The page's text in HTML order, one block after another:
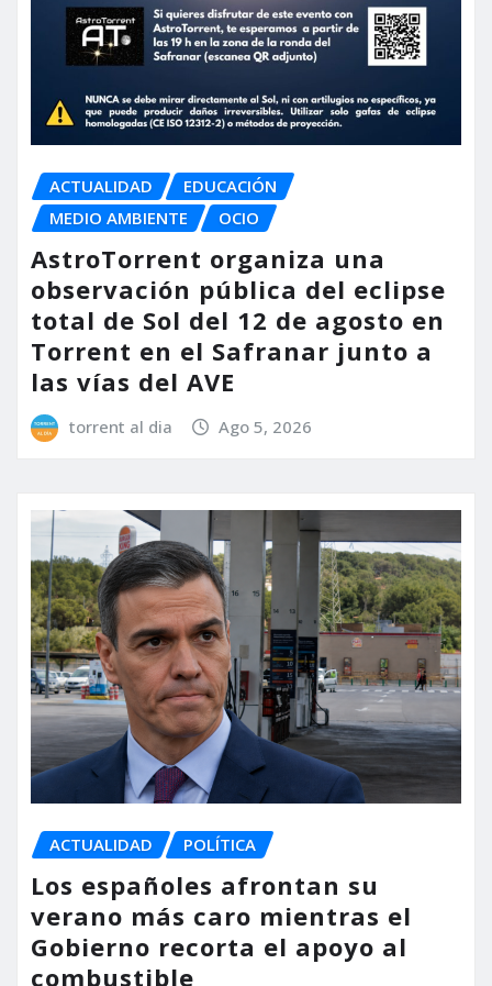
ACTUALIDAD
EDUCACIÓN
MEDIO AMBIENTE
OCIO
AstroTorrent organiza una
observación pública del eclipse
total de Sol del 12 de agosto en
Torrent en el Safranar junto a
las vías del AVE
torrent al dia Ago 5, 2026
ACTUALIDAD POLÍTICA
Los españoles afrontan su
verano más caro mientras el
Gobierno recorta el apoyo al
combustible